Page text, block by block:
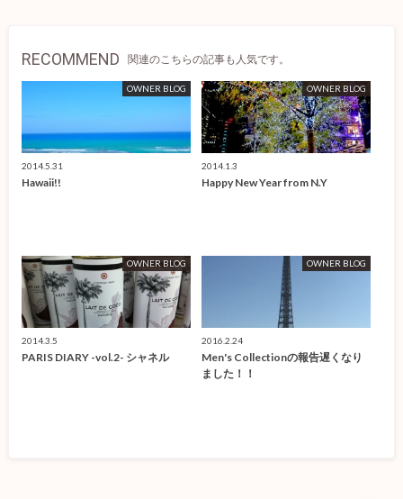
RECOMMEND 関連のこちらの記事も人気です。
OWNER BLOG
2014.5.31
Hawaii!!
OWNER BLOG
2014.1.3
Happy New Year from N.Y
OWNER BLOG
2014.3.5
PARIS DIARY -vol.2- シャネル
OWNER BLOG
2016.2.24
Men's Collectionの報告遅くなり
ました！！